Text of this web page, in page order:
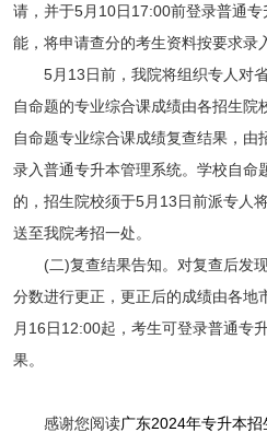
请，并于5月10日17:00前登录普通
能，将申请查分的考生资料按要求录
5月13日前，我院将组织专人对省
自命题的专业综合课成绩由各招生院
自命题专业综合课成绩复查结果，
录入普通专升本管理系统。学校自命
的，招生院校须于5月13日前派专人
送至我院考招一处。
(二)复查结果告知。对复查后发现
分数进行更正，更正后的成绩由各地
月16日12:00起，考生可登录普通专
果。
感谢您阅读广东2024年专升本